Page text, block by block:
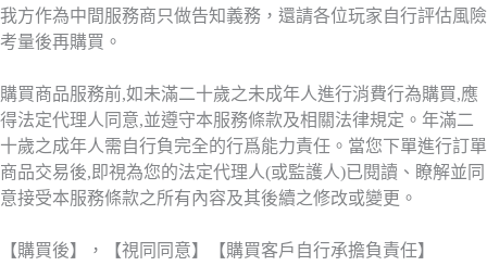
我方作為中間服務商只做告知義務，還請各位玩家自行評估風險
考量後再購買。
購買商品服務前,如未滿二十歲之未成年人進行消費行為購買,應
得法定代理人同意,並遵守本服務條款及相關法律規定。年滿二
十歲之成年人需自行負完全的行爲能力責任。當您下單進行訂單
商品交易後,即視為您的法定代理人(或監護人)已閱讀、瞭解並同
意接受本服務條款之所有內容及其後續之修改或變更。
【購買後】，【視同同意】【購買客戶自行承擔負責任】